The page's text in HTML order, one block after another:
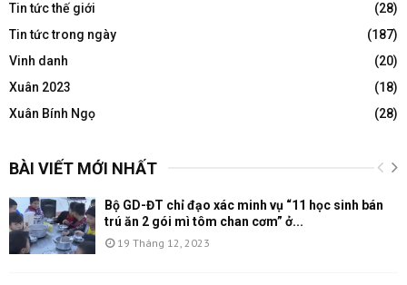
Tin tức thế giới
(28)
Tin tức trong ngày
(187)
Vinh danh
(20)
Xuân 2023
(18)
Xuân Bính Ngọ
(28)
BÀI VIẾT MỚI NHẤT
Bộ GD-ĐT chỉ đạo xác minh vụ “11 học sinh bán
trú ăn 2 gói mì tôm chan cơm” ở...
19 Tháng 12, 2023